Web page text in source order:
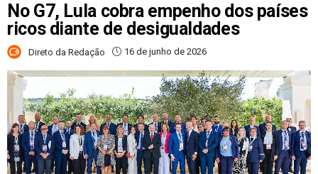
No G7, Lula cobra empenho dos países
ricos diante de desigualdades
Direto da Redação 16 de junho de 2026